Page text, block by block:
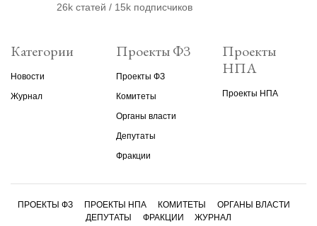
26k статей / 15k подписчиков
Категории
Новости
Журнал
Проекты ФЗ
Проекты ФЗ
Комитеты
Органы власти
Депутаты
Фракции
Проекты
НПА
Проекты НПА
ПРОЕКТЫ ФЗ ПРОЕКТЫ НПА КОМИТЕТЫ
ОРГАНЫ ВЛАСТИ
ДЕПУТАТЫ
ФРАКЦИИ
ЖУРНАЛ